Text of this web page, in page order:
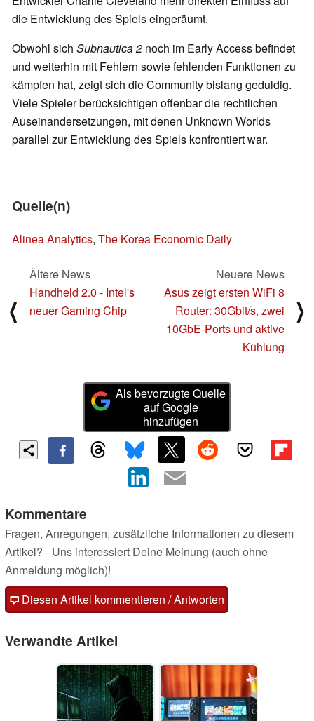
die Entwicklung des Spiels eingeräumt.
Obwohl sich Subnautica 2 noch im Early Access befindet
und weiterhin mit Fehlern sowie fehlenden Funktionen zu
kämpfen hat, zeigt sich die Community bislang geduldig.
Viele Spieler berücksichtigen offenbar die rechtlichen
Auseinandersetzungen, mit denen Unknown Worlds
parallel zur Entwicklung des Spiels konfrontiert war.
Quelle(n)
Alinea Analytics, The Korea Economic Daily
⟨
Ältere News
Handheld 2.0 - Intel's
neuer Gaming Chip
Neuere News
Asus zeigt ersten WiFi 8
Router: 30Gbit/s, zwei
10GbE-Ports und aktive
Kühlung
⟩
Als bevorzugte Quelle
auf Google
hinzufügen
Kommentare
Fragen, Anregungen, zusätzliche Informationen zu diesem
Artikel? - Uns interessiert Deine Meinung (auch ohne
Anmeldung möglich)!
Diesen Artikel kommentieren / Antworten
Verwandte Artikel